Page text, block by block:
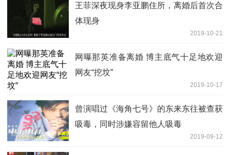
王菲深夜现身李亚鹏住所，离婚后首次合
体现身
2019-10-21
网曝那英准备离婚 博主底气十足地欢迎
网友“挖坟”
2019-10-17
曾演唱过《海角七号》的东来东往被查获
吸毒，同时涉嫌容留他人吸毒
2019-09-12